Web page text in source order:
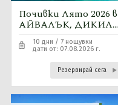
Почивки Лято 2026 в
АЙВАЛЪК, ДИКИЛИ,
Турция - 7 нощувки
автобусна програма
10 дни / 7 нощувки
дати от: 07.08.2026 г.
Резервирай сега